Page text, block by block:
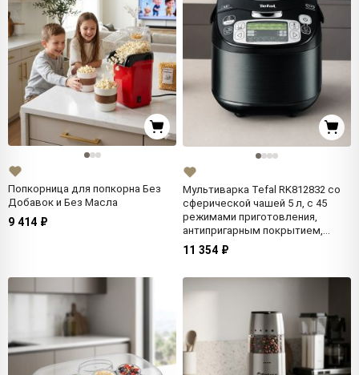
Попкорница для попкорна Без
Добавок и Без Масла
9 414 ₽
Мультиварка Tefal RK812832 со
сферической чашей 5 л, с 45
режимами приготовления,
антипригарным покрытием,
черная
11 354 ₽